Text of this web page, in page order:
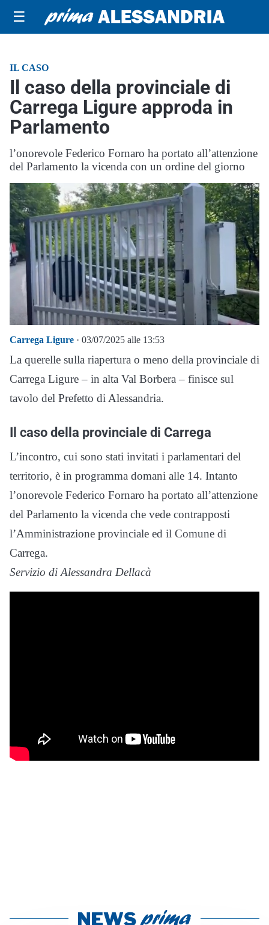
☰
IL CASO
Il caso della provinciale di
Carrega Ligure approda in
Parlamento
l’onorevole Federico Fornaro ha portato all’attenzione
del Parlamento la vicenda con un ordine del giorno
Carrega Ligure · 03/07/2025 alle 13:53
La querelle sulla riapertura o meno della provinciale di
Carrega Ligure – in alta Val Borbera – finisce sul
tavolo del Prefetto di Alessandria.
Il caso della provinciale di Carrega
L’incontro, cui sono stati invitati i parlamentari del
territorio, è in programma domani alle 14. Intanto
l’onorevole Federico Fornaro ha portato all’attenzione
del Parlamento la vicenda che vede contrapposti
l’Amministrazione provinciale ed il Comune di
Carrega.
Servizio di Alessandra Dellacà